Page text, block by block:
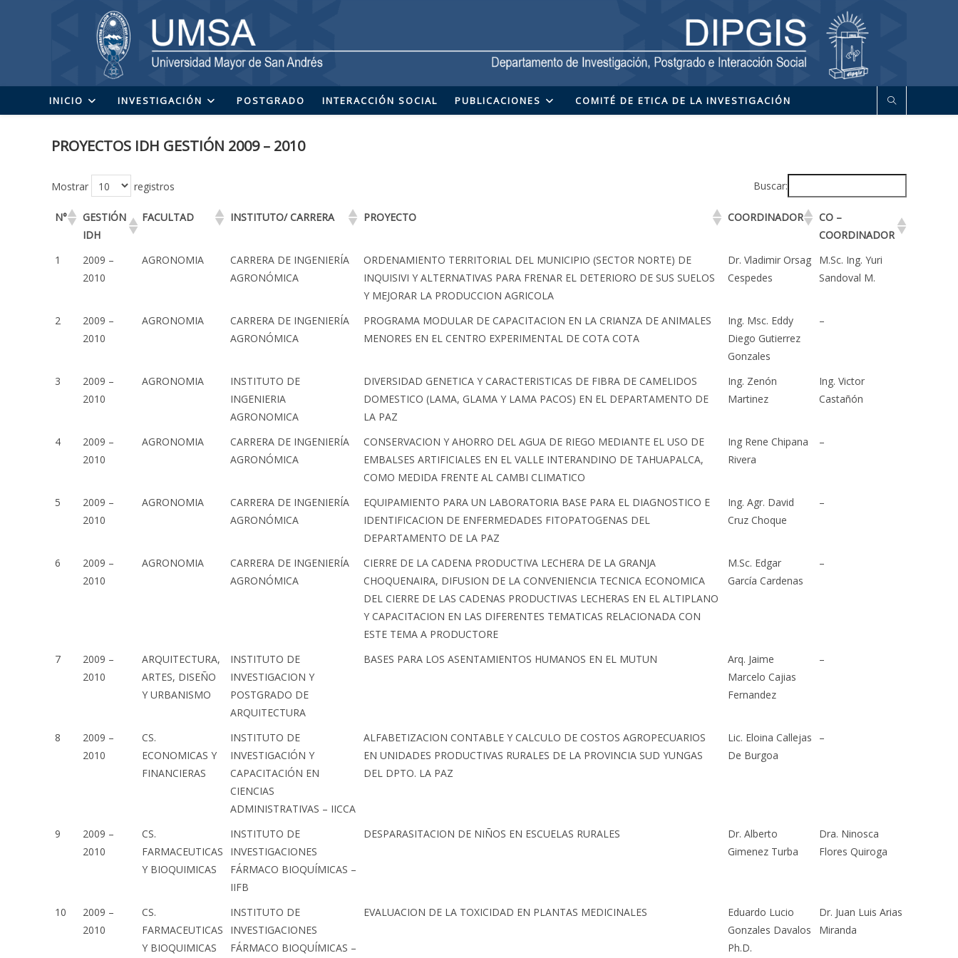
INICIO INVESTIGACIÓN POSTGRADO INTERACCIÓN SOCIAL PUBLICACIONES COMITÉ DE ETICA DE LA INVESTIGACIÓN
PROYECTOS IDH GESTIÓN 2009 – 2010
Mostrar registros Buscar:
N°
GESTIÓN
IDH
FACULTAD INSTITUTO/ CARRERA PROYECTO COORDINADOR
CO –
COORDINADOR
1
2009 –
2010
AGRONOMIA
CARRERA DE INGENIERÍA
AGRONÓMICA
ORDENAMIENTO TERRITORIAL DEL MUNICIPIO (SECTOR NORTE) DE
INQUISIVI Y ALTERNATIVAS PARA FRENAR EL DETERIORO DE SUS SUELOS
Y MEJORAR LA PRODUCCION AGRICOLA
Dr. Vladimir Orsag
Cespedes
M.Sc. Ing. Yuri
Sandoval M.
2
2009 –
2010
AGRONOMIA
CARRERA DE INGENIERÍA
AGRONÓMICA
PROGRAMA MODULAR DE CAPACITACION EN LA CRIANZA DE ANIMALES
MENORES EN EL CENTRO EXPERIMENTAL DE COTA COTA
Ing. Msc. Eddy
Diego Gutierrez
Gonzales
–
3
2009 –
2010
AGRONOMIA
INSTITUTO DE
INGENIERIA
AGRONOMICA
DIVERSIDAD GENETICA Y CARACTERISTICAS DE FIBRA DE CAMELIDOS
DOMESTICO (LAMA, GLAMA Y LAMA PACOS) EN EL DEPARTAMENTO DE
LA PAZ
Ing. Zenón
Martinez
Ing. Victor
Castañón
4
2009 –
2010
AGRONOMIA
CARRERA DE INGENIERÍA
AGRONÓMICA
CONSERVACION Y AHORRO DEL AGUA DE RIEGO MEDIANTE EL USO DE
EMBALSES ARTIFICIALES EN EL VALLE INTERANDINO DE TAHUAPALCA,
COMO MEDIDA FRENTE AL CAMBI CLIMATICO
Ing Rene Chipana
Rivera
–
5
2009 –
2010
AGRONOMIA
CARRERA DE INGENIERÍA
AGRONÓMICA
EQUIPAMIENTO PARA UN LABORATORIA BASE PARA EL DIAGNOSTICO E
IDENTIFICACION DE ENFERMEDADES FITOPATOGENAS DEL
DEPARTAMENTO DE LA PAZ
Ing. Agr. David
Cruz Choque
–
6
2009 –
2010
AGRONOMIA
CARRERA DE INGENIERÍA
AGRONÓMICA
CIERRE DE LA CADENA PRODUCTIVA LECHERA DE LA GRANJA
CHOQUENAIRA, DIFUSION DE LA CONVENIENCIA TECNICA ECONOMICA
DEL CIERRE DE LAS CADENAS PRODUCTIVAS LECHERAS EN EL ALTIPLANO
Y CAPACITACION EN LAS DIFERENTES TEMATICAS RELACIONADA CON
ESTE TEMA A PRODUCTORE
M.Sc. Edgar
García Cardenas
–
7
2009 –
2010
ARQUITECTURA,
ARTES, DISEÑO
Y URBANISMO
INSTITUTO DE
INVESTIGACION Y
POSTGRADO DE
ARQUITECTURA
BASES PARA LOS ASENTAMIENTOS HUMANOS EN EL MUTUN
Arq. Jaime
Marcelo Cajias
Fernandez
–
8
2009 –
2010
CS.
ECONOMICAS Y
FINANCIERAS
INSTITUTO DE
INVESTIGACIÓN Y
CAPACITACIÓN EN
CIENCIAS
ADMINISTRATIVAS – IICCA
ALFABETIZACION CONTABLE Y CALCULO DE COSTOS AGROPECUARIOS
EN UNIDADES PRODUCTIVAS RURALES DE LA PROVINCIA SUD YUNGAS
DEL DPTO. LA PAZ
Lic. Eloina Callejas
De Burgoa
–
9
2009 –
2010
CS.
FARMACEUTICAS
Y BIOQUIMICAS
INSTITUTO DE
INVESTIGACIONES
FÁRMACO BIOQUÍMICAS –
IIFB
DESPARASITACION DE NIÑOS EN ESCUELAS RURALES
Dr. Alberto
Gimenez Turba
Dra. Ninosca
Flores Quiroga
10
2009 –
2010
CS.
FARMACEUTICAS
Y BIOQUIMICAS
INSTITUTO DE
INVESTIGACIONES
FÁRMACO BIOQUÍMICAS –
EVALUACION DE LA TOXICIDAD EN PLANTAS MEDICINALES
Eduardo Lucio
Gonzales Davalos
Ph.D.
Dr. Juan Luis Arias
Miranda